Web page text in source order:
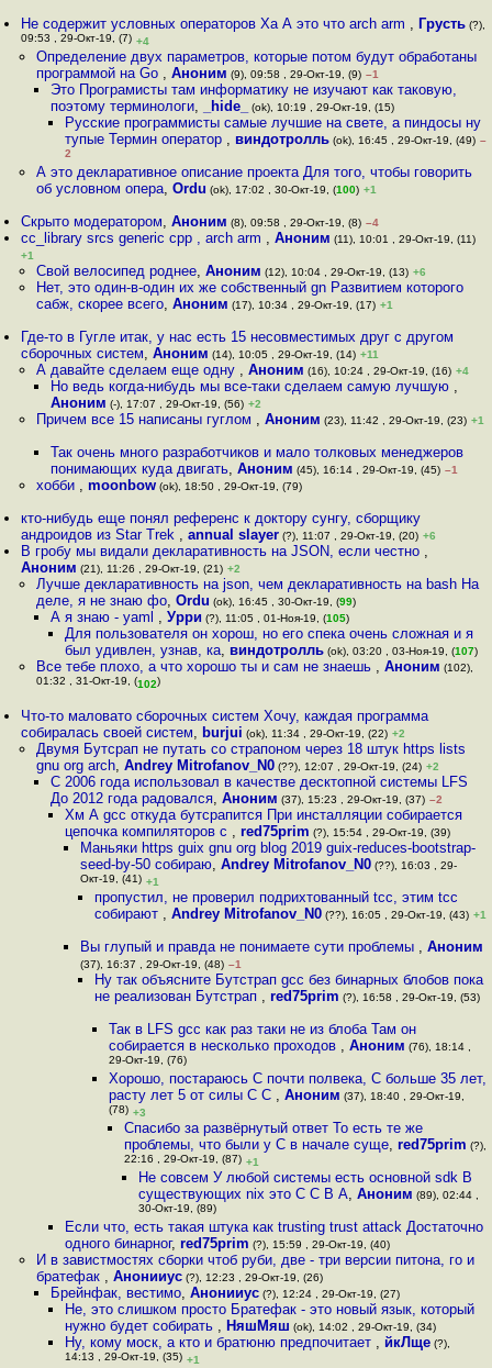
Не содержит условных операторов Ха А это что arch arm , Грусть (?),
09:53 , 29-Окт-19, (7) +4
Определение двух параметров, которые потом будут обработаны
программой на Go , Аноним (9), 09:58 , 29-Окт-19, (9) –1
Это Програмисты там информатику не изучают как таковую,
поэтому терминологи, _hide_ (ok), 10:19 , 29-Окт-19, (15)
Русские программисты самые лучшие на свете, а пиндосы ну
тупые Термин оператор , виндотролль (ok), 16:45 , 29-Окт-19, (49) –
2
А это декларативное описание проекта Для того, чтобы говорить
об условном опера, Ordu (ok), 17:02 , 30-Окт-19, (100) +1
Скрыто модератором,Аноним (8), 09:58 , 29-Окт-19, (8) –4
cc_library srcs generic cpp , arch arm ,Аноним (11), 10:01 , 29-Окт-19, (11)
+1
Свой велосипед роднее, Аноним (12), 10:04 , 29-Окт-19, (13) +6
Нет, это один-в-один их же собственный gn Развитием которого
сабж, скорее всего, Аноним (17), 10:34 , 29-Окт-19, (17) +1
Где-то в Гугле итак, у нас есть 15 несовместимых друг с другом
сборочных систем,Аноним (14), 10:05 , 29-Окт-19, (14) +11
А давайте сделаем еще одну , Аноним (16), 10:24 , 29-Окт-19, (16) +4
Но ведь когда-нибудь мы все-таки сделаем самую лучшую ,
Аноним (-), 17:07 , 29-Окт-19, (56) +2
Причем все 15 написаны гуглом , Аноним (23), 11:42 , 29-Окт-19, (23) +1
Так очень много разработчиков и мало толковых менеджеров
понимающих куда двигать, Аноним (45), 16:14 , 29-Окт-19, (45) –1
хобби , moonbow(ok), 18:50 , 29-Окт-19, (79)
кто-нибудь еще понял референс к доктору сунгу, сборщику
андроидов из Star Trek ,annual slayer (?), 11:07 , 29-Окт-19, (20) +6
В гробу мы видали декларативность на JSON, если честно ,
Аноним (21), 11:26 , 29-Окт-19, (21) +2
Лучше декларативность на json, чем декларативность на bash На
деле, я не знаю фо, Ordu (ok), 16:45 , 30-Окт-19, (99)
А я знаю - yaml , Урри (?), 11:05 , 01-Ноя-19, (105)
Для пользователя он хорош, но его спека очень сложная и я
был удивлен, узнав, ка, виндотролль (ok), 03:20 , 03-Ноя-19, (107)
Все тебе плохо, а что хорошо ты и сам не знаешь , Аноним (102),
01:32 , 31-Окт-19, (102)
Что-то маловато сборочных систем Хочу, каждая программа
собиралась своей систем, burjui (ok), 11:34 , 29-Окт-19, (22) +2
Двумя Бутсрап не путать со страпоном через 18 штук https lists
gnu org arch, Andrey Mitrofanov_N0(??), 12:07 , 29-Окт-19, (24) +2
С 2006 года использовал в качестве десктопной системы LFS
До 2012 года радовался, Аноним (37), 15:23 , 29-Окт-19, (37) –2
Хм А gcc откуда бутсрапится При инсталляции собирается
цепочка компиляторов с ,red75prim (?), 15:54 , 29-Окт-19, (39)
Маньяки https guix gnu org blog 2019 guix-reduces-bootstrap-
seed-by-50 собираю, Andrey Mitrofanov_N0(??), 16:03 , 29-
Окт-19, (41) +1
пропустил, не проверил подрихтованный tcc, этим tcc
собирают , Andrey Mitrofanov_N0(??), 16:05 , 29-Окт-19, (43) +1
Вы глупый и правда не понимаете сути проблемы , Аноним
(37), 16:37 , 29-Окт-19, (48) –1
Ну так объясните Бутстрап gcc без бинарных блобов пока
не реализован Бутстрап , red75prim (?), 16:58 , 29-Окт-19, (53)
Так в LFS gcc как раз таки не из блоба Там он
собирается в несколько проходов ,Аноним (76), 18:14 ,
29-Окт-19, (76)
Хорошо, постараюсь C почти полвека, C больше 35 лет,
расту лет 5 от силы C C ,Аноним (37), 18:40 , 29-Окт-19,
(78) +3
Спасибо за развёрнутый ответ То есть те же
проблемы, что были у С в начале суще, red75prim (?),
22:16 , 29-Окт-19, (87) +1
Не совсем У любой системы есть основной sdk В
существующих nix это C C В A, Аноним (89), 02:44 ,
30-Окт-19, (89)
Если что, есть такая штука как trusting trust attack Достаточно
одного бинарног,red75prim (?), 15:59 , 29-Окт-19, (40)
И в завистмостях сборки чтоб руби, две - три версии питона, го и
братефак , Анонииус(?), 12:23 , 29-Окт-19, (26)
Брейнфак, вестимо, Анонииус(?), 12:24 , 29-Окт-19, (27)
Не, это слишком просто Братефак - это новый язык, который
нужно будет собирать , НяшМяш (ok), 14:02 , 29-Окт-19, (34)
Ну, кому моск, а кто и братюню предпочитает , йкЛще (?),
14:13 , 29-Окт-19, (35) +1